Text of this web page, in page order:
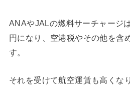
ANAやJALの燃料サーチャージ
円になり、空港税やその他を含
す。
それを受けて航空運賃も高くな